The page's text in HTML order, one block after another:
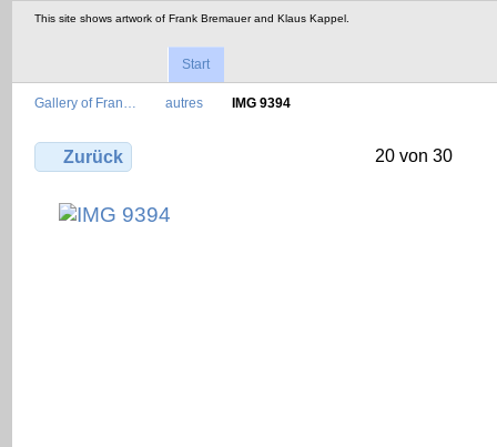
This site shows artwork of Frank Bremauer and Klaus Kappel.
Start
Gallery of Fran… autres IMG 9394
Zurück 20 von 30